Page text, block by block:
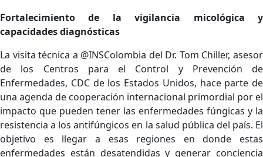
Fortalecimiento de la vigilancia micológica y
capacidades diagnósticas
La visita técnica a @INSColombia del Dr. Tom Chiller, asesor
de los Centros para el Control y Prevención de
Enfermedades, CDC de los Estados Unidos, hace parte de
una agenda de cooperación internacional primordial por el
impacto que pueden tener las enfermedades fúngicas y la
resistencia a los antifúngicos en la salud pública del país. El
objetivo es llegar a esas regiones en donde estas
enfermedades están desatendidas y generar conciencia